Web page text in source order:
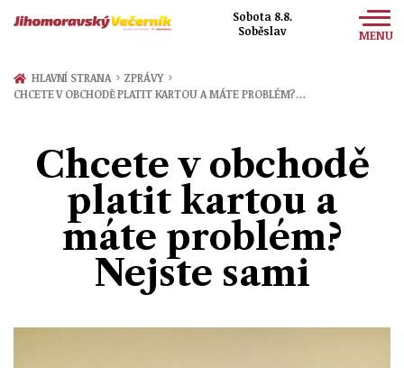
Sobota 8.8.
Soběslav
MENU
Zprávy
Kultura
Společnost
HLAVNÍ STRANA › ZPRÁVY ›
CHCETE V OBCHODĚ PLATIT KARTOU A MÁTE PROBLÉM?…
Chcete v obchodě
platit kartou a
máte problém?
Nejste sami